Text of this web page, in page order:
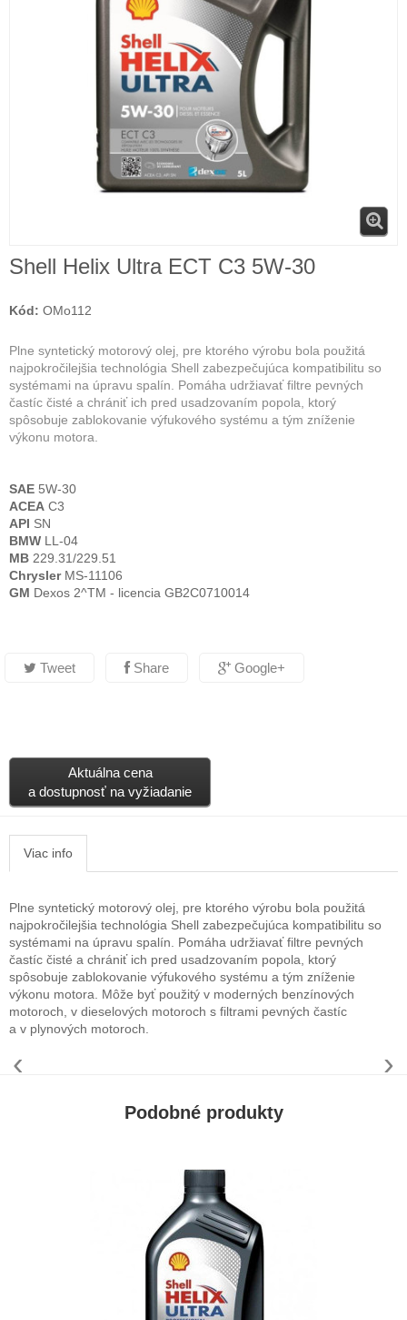
Shell Helix Ultra ECT C3 5W-30
Kód: OMo112
Plne syntetický motorový olej, pre ktorého výrobu bola použitá
najpokročilejšia technológia Shell zabezpečujúca kompatibilitu so
systémami na úpravu spalín. Pomáha udržiavať filtre pevných
častíc čisté a chrániť ich pred usadzovaním popola, ktorý
spôsobuje zablokovanie výfukového systému a tým zníženie
výkonu motora.
SAE 5W-30
ACEA C3
API SN
BMW LL-04
MB 229.31/229.51
ChryslerMS-11106
GM Dexos 2^TM - licencia GB2C0710014
Tweet Share Google+
Aktuálna cena
a dostupnosť na vyžiadanie
Viac info
Plne syntetický motorový olej, pre ktorého výrobu bola použitá
najpokročilejšia technológia Shell zabezpečujúca kompatibilitu so
systémami na úpravu spalín. Pomáha udržiavať filtre pevných
častíc čisté a chrániť ich pred usadzovaním popola, ktorý
spôsobuje zablokovanie výfukového systému a tým zníženie
výkonu motora. Môže byť použitý v moderných benzínových
motoroch, v dieselových motoroch s filtrami pevných častíc
a v plynových motoroch.
Podobné produkty
‹ ›